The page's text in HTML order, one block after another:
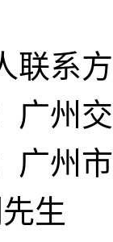
联系
广州
广州
生